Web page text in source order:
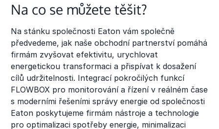
Na co se můžete těšit?
Na stánku společnosti Eaton vám společně
předvedeme, jak naše obchodní partnerství pomáhá
firmám zvyšovat efektivitu, urychlovat
energetickou transformaci a přispívat k dosažení
cílů udržitelnosti. Integrací pokročilých funkcí
FLOWBOX pro monitorování a řízení v reálném čase
s moderními řešeními správy energie od společnosti
Eaton poskytujeme firmám nástroje a technologie
pro optimalizaci spotřeby energie, minimalizaci